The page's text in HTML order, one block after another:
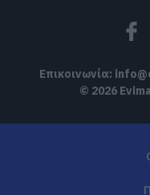
Επικοινωνία:
© 2026